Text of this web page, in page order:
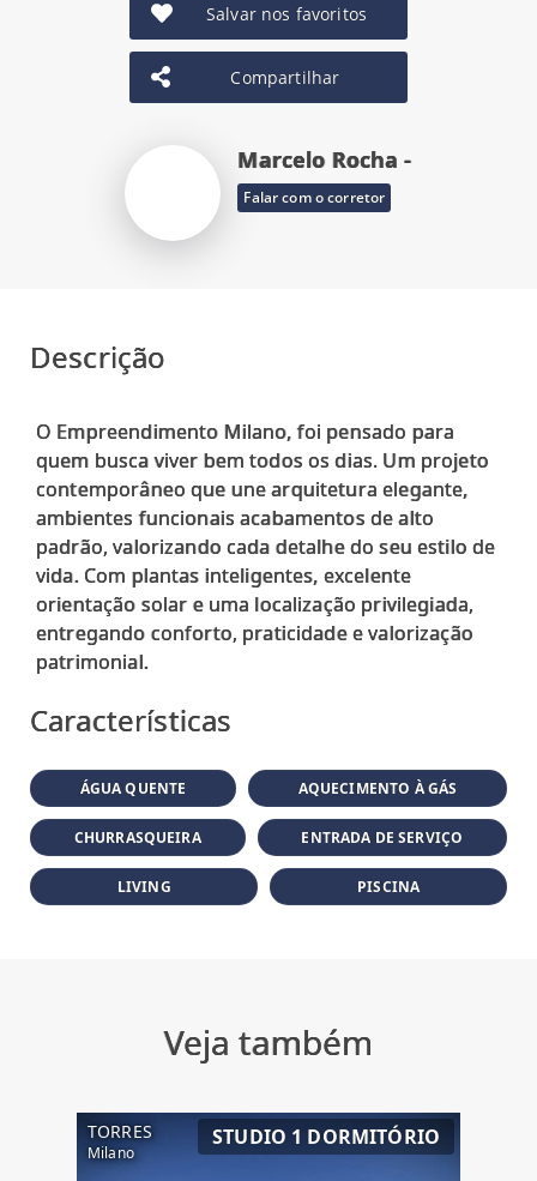
Salvar nos favoritos
Compartilhar
Marcelo Rocha -
Falar com o corretor
Descrição
O Empreendimento Milano, foi pensado para
quem busca viver bem todos os dias. Um projeto
contemporâneo que une arquitetura elegante,
ambientes funcionais acabamentos de alto
padrão, valorizando cada detalhe do seu estilo de
vida. Com plantas inteligentes, excelente
orientação solar e uma localização privilegiada,
entregando conforto, praticidade e valorização
patrimonial.
Características
ÁGUA QUENTE AQUECIMENTO À GÁS
CHURRASQUEIRA ENTRADA DE SERVIÇO
LIVING PISCINA
Veja também
TORRES
Milano
STUDIO 1 DORMITÓRIO